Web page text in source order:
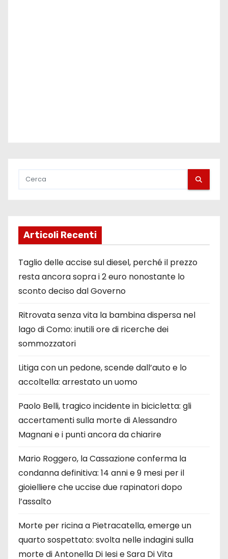
Articoli Recenti
Taglio delle accise sul diesel, perché il prezzo
resta ancora sopra i 2 euro nonostante lo
sconto deciso dal Governo
Ritrovata senza vita la bambina dispersa nel
lago di Como: inutili ore di ricerche dei
sommozzatori
Litiga con un pedone, scende dall’auto e lo
accoltella: arrestato un uomo
Paolo Belli, tragico incidente in bicicletta: gli
accertamenti sulla morte di Alessandro
Magnani e i punti ancora da chiarire
Mario Roggero, la Cassazione conferma la
condanna definitiva: 14 anni e 9 mesi per il
gioielliere che uccise due rapinatori dopo
l’assalto
Morte per ricina a Pietracatella, emerge un
quarto sospettato: svolta nelle indagini sulla
morte di Antonella Di Iesi e Sara Di Vita